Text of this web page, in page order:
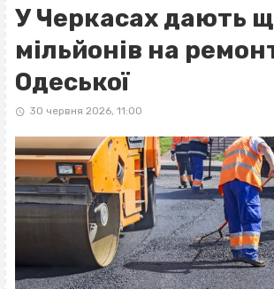
У Черкасах дають
мільйонів на
Одеської
30 червня 2026, 11:00